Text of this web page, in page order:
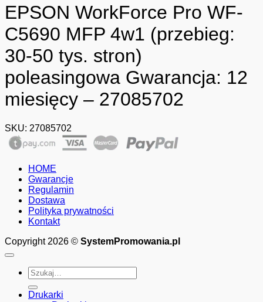
EPSON WorkForce Pro WF-
C5690 MFP 4w1 (przebieg:
30-50 tys. stron)
poleasingowa Gwarancja: 12
miesięcy – 27085702
SKU: 27085702
HOME
Gwarancje
Regulamin
Dostawa
Polityka prywatności
Kontakt
Copyright 2026 © SystemPromowania.pl
Szukaj:
Drukarki